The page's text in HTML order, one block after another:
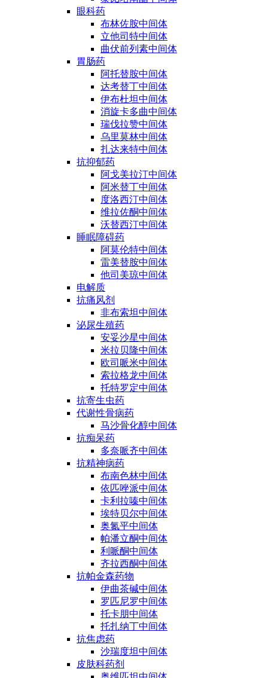
眼科药
布林佐胺中间体
立他司特中间体
曲伏前列素中间体
胃肠药
阿托替胺中间体
达考替丁中间体
伊布杜坦中间体
消旋卡多曲中间体
瑞伐拉赞中间体
乌里莫林中间体
扎达来特中间体
抗抑郁药
阿戈美拉汀中间体
阿米替丁中间体
度洛西汀中间体
维拉佐酮中间体
沃替西汀中间体
睡眠障碍药
阿莫伦特中间体
雷美替胺中间体
他司美琼中间体
电解质
抗痛风剂
非布索坦中间体
泌尿生殖药
安妥沙星中间体
米拉贝隆中间体
欧司哌米中间体
索拉格龙中间体
托特罗定中间体
抗寄生虫药
代谢性骨病药
马沙骨化醇中间体
抗痴呆药
多奈哌齐中间体
抗精神病药
布南色林中间体
依匹唑派中间体
卡利拉嗪中间体
埃特贝尔中间体
奥氮平中间体
帕潘立酮中间体
利哌酮中间体
齐拉西酮中间体
抗帕金森药物
伊曲茶碱中间体
罗匹尼罗中间体
托卡朋中间体
托扎纳丁中间体
抗焦虑药
沙瑞度坦中间体
皮肤科药剂